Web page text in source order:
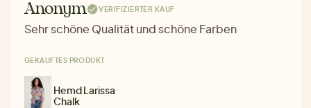
Anonym VERIFIZIERTER KAUF
Sehr schöne Qualität und schöne Farben
GEKAUFTES PRODUKT
Hemd Larissa
Chalk